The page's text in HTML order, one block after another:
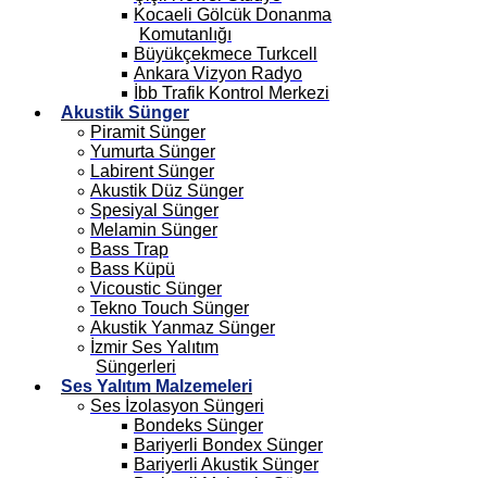
Kocaeli Gölcük Donanma
Komutanlığı
Büyükçekmece Turkcell
Ankara Vizyon Radyo
İbb Trafik Kontrol Merkezi
Akustik Sünger
Piramit Sünger
Yumurta Sünger
Labirent Sünger
Akustik Düz Sünger
Spesiyal Sünger
Melamin Sünger
Bass Trap
Bass Küpü
Vicoustic Sünger
Tekno Touch Sünger
Akustik Yanmaz Sünger
İzmir Ses Yalıtım
Süngerleri
Ses Yalıtım Malzemeleri
Ses İzolasyon Süngeri
Bondeks Sünger
Bariyerli Bondex Sünger
Bariyerli Akustik Sünger